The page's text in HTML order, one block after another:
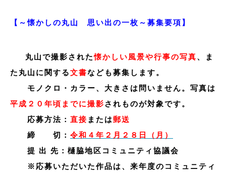
【～懐かしの丸山 思い出の一枚～募集要項】
丸山で撮影された懐かしい風景や行事の写真、ま
た丸山に関する文書なども募集します。
モノクロ・カラー、大きさは問いません。 写真は
平成２０年頃までに撮影 されものが対象です。
応募方法： 直接 または郵送
締 切： 令和４年２月２８日（月）
提 出 先：樋脇地区コミュニティ協議会
※応募いただいた作品は、来年度のコミュニティ